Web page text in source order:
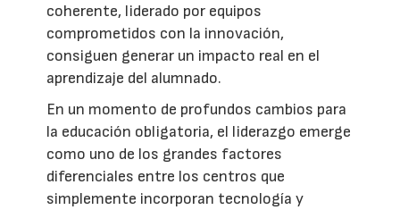
coherente, liderado por equipos
comprometidos con la innovación,
consiguen generar un impacto real en el
aprendizaje del alumnado.
En un momento de profundos cambios para
la educación obligatoria, el liderazgo emerge
como uno de los grandes factores
diferenciales entre los centros que
simplemente incorporan tecnología y